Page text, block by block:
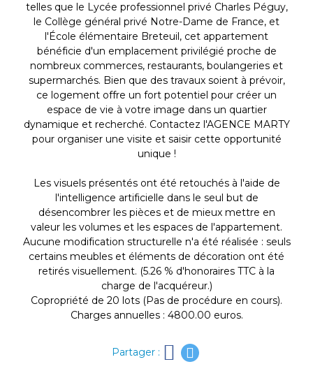
telles que le Lycée professionnel privé Charles Péguy,
le Collège général privé Notre-Dame de France, et
l'École élémentaire Breteuil, cet appartement
bénéficie d'un emplacement privilégié proche de
nombreux commerces, restaurants, boulangeries et
supermarchés. Bien que des travaux soient à prévoir,
ce logement offre un fort potentiel pour créer un
espace de vie à votre image dans un quartier
dynamique et recherché. Contactez l'AGENCE MARTY
pour organiser une visite et saisir cette opportunité
unique !
Les visuels présentés ont été retouchés à l'aide de
l'intelligence artificielle dans le seul but de
désencombrer les pièces et de mieux mettre en
valeur les volumes et les espaces de l'appartement.
Aucune modification structurelle n'a été réalisée : seuls
certains meubles et éléments de décoration ont été
retirés visuellement. (5.26 % d'honoraires TTC à la
charge de l'acquéreur.)
Copropriété de 20 lots (Pas de procédure en cours).
Charges annuelles : 4800.00 euros.
Partager :